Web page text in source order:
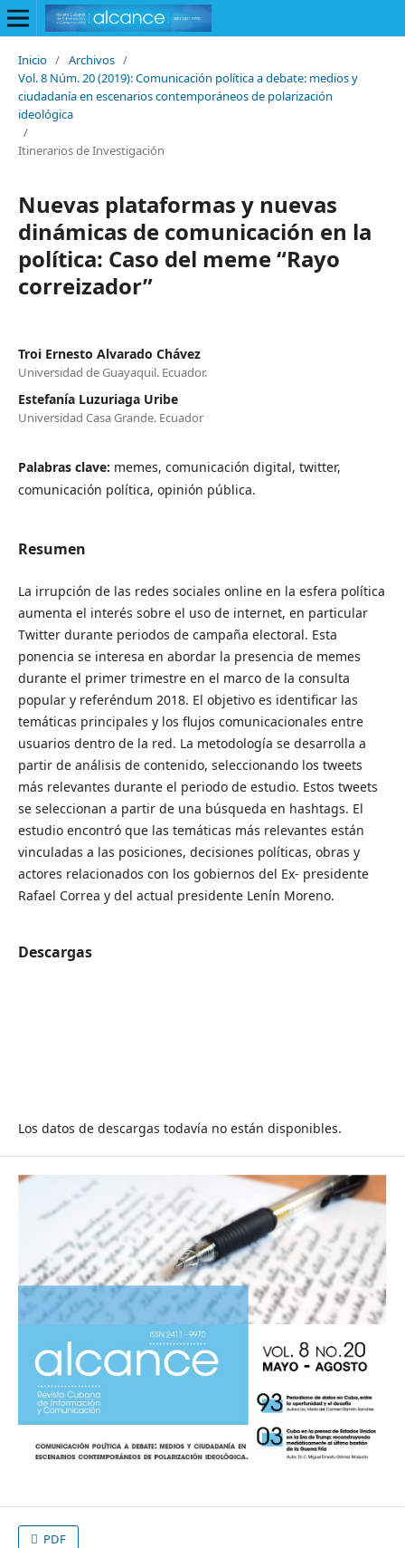
Inicio / Archivos /
Vol. 8 Núm. 20 (2019): Comunicación política a debate: medios y
ciudadanía en escenarios contemporáneos de polarización
ideológica
/
Itinerarios de Investigación
Nuevas plataformas y nuevas
dinámicas de comunicación en la
política: Caso del meme “Rayo
correizador”
Troi Ernesto Alvarado Chávez
Universidad de Guayaquil. Ecuador.
Estefanía Luzuriaga Uribe
Universidad Casa Grande. Ecuador
Palabras clave: memes, comunicación digital, twitter,
comunicación política, opinión pública.
Resumen
La irrupción de las redes sociales online en la esfera política
aumenta el interés sobre el uso de internet, en particular
Twitter durante periodos de campaña electoral. Esta
ponencia se interesa en abordar la presencia de memes
durante el primer trimestre en el marco de la consulta
popular y referéndum 2018. El objetivo es identificar las
temáticas principales y los flujos comunicacionales entre
usuarios dentro de la red. La metodología se desarrolla a
partir de análisis de contenido, seleccionando los tweets
más relevantes durante el periodo de estudio. Estos tweets
se seleccionan a partir de una búsqueda en hashtags. El
estudio encontró que las temáticas más relevantes están
vinculadas a las posiciones, decisiones políticas, obras y
actores relacionados con los gobiernos del Ex- presidente
Rafael Correa y del actual presidente Lenín Moreno.
Descargas
Los datos de descargas todavía no están disponibles.
PDF